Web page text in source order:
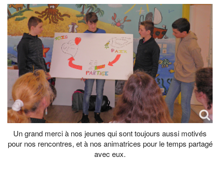
Un grand merci à nos jeunes qui sont toujours aussi motivés
pour nos rencontres, et à nos animatrices pour le temps partagé
avec eux.